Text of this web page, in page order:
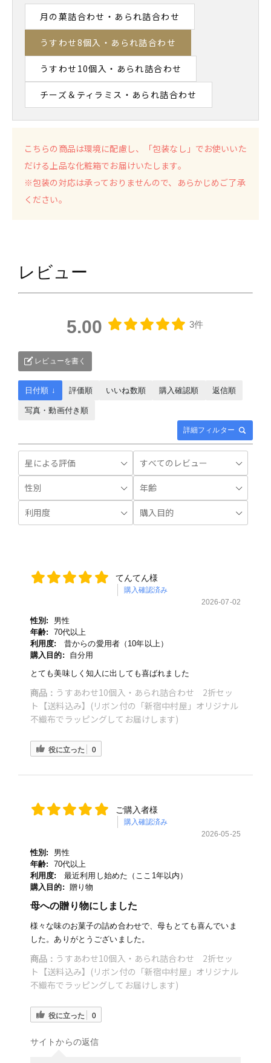
月の菓詰合わせ・あられ詰合わせ
うすわせ8個入・あられ詰合わせ
うすわせ10個入・あられ詰合わせ
チーズ＆ティラミス・あられ詰合わせ
こちらの商品は環境に配慮し、「包装なし」でお使いいた
だける上品な化粧箱でお届けいたします。
※包装の対応は承っておりませんので、あらかじめご了承
ください。
レビュー
5.00 3件
レビューを書く
詳細フィルター
日付順 ↓ 評価順 いいね数順 購入確認順 返信順
写真・動画付き順
てんてん様
購入確認済み
2026-07-02
性別:
男性
年齢:
70代以上
利用度:
昔からの愛用者（10年以上）
購入目的:
自分用
とても美味しく知人に出しても喜ばれました
商品： うすあわせ10個入・あられ詰合わせ 2折セッ
ト【送料込み】(リボン付の「新宿中村屋」オリジナル
不織布でラッピングしてお届けします)
役に立った 0
ご購入者様
購入確認済み
2026-05-25
性別:
男性
年齢:
70代以上
利用度:
最近利用し始めた（ここ1年以内）
購入目的: 贈り物
母への贈り物にしました
様々な味のお菓子の詰め合わせで、母もとても喜んでいま
した。ありがとうございました。
商品： うすあわせ10個入・あられ詰合わせ 2折セッ
ト【送料込み】(リボン付の「新宿中村屋」オリジナル
不織布でラッピングしてお届けします)
役に立った 0
サイトからの返信